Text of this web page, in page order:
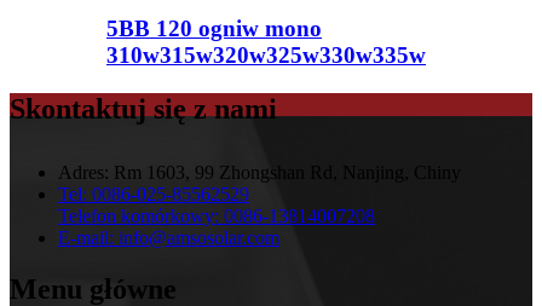
5BB 120 ogniw mono
310w315w320w325w330w335w
Skontaktuj się z nami
Adres: Rm 1603, 99 Zhongshan Rd, Nanjing, Chiny
Tel: 0086-025-85562529
Telefon komórkowy: 0086-13814007208
E-mail: info@amsosolar.com
Menu główne